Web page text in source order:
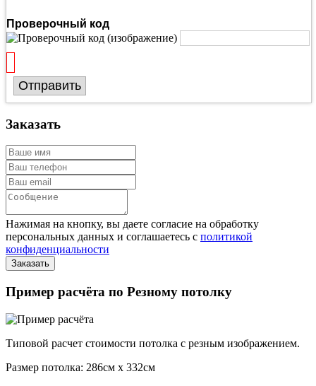
Проверочный код
Отправить
Заказать
Нажимая на кнопку, вы даете согласие на обработку
персональных данных и соглашаетесь с политикой
конфиденциальности
Пример расчёта по Резному потолку
Типовой расчет стоимости потолка с резным изображением.
Размер потолка: 286см x 332см